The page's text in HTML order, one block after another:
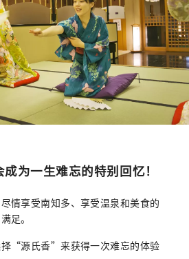
为一生难忘的特别回忆！
情享受南知多、享受温泉和美食的
足。
“源氏香”来获得一次难忘的体验